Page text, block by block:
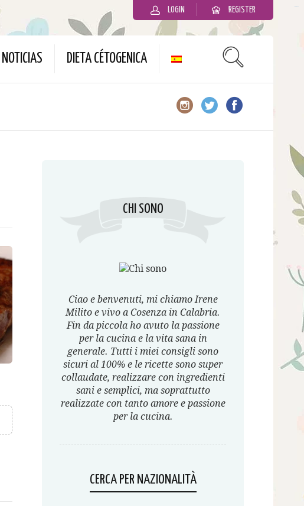
LOGIN REGISTER
NOTICIAS DIETA CÉTOGENICA
CHI SONO
Ciao e benvenuti, mi chiamo Irene
Milito e vivo a Cosenza in Calabria.
Fin da piccola ho avuto la passione
per la cucina e la vita sana in
generale. Tutti i miei consigli sono
sicuri al 100% e le ricette sono super
collaudate, realizzare con ingredienti
sani e semplici, ma soprattutto
realizzate con tanto amore e passione
per la cucina.
CERCA PER NAZIONALITÀ